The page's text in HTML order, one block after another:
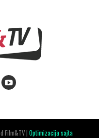
Film&TV |Optimizacija sajta